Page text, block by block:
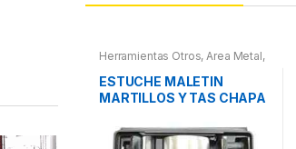
Herramientas Otros, Area Metal,
Pintura,Maletines Herramientas,
Extractores, Compresímetros,
otros
ESTUCHE MALETIN
MARTILLOS Y TAS CHAPA